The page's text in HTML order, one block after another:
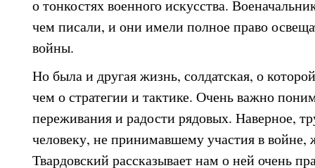
о тонкостях военного искусства.
чем писали, и они имели полное право
войны.
Но была и другая жизнь, солдатская, о
чем о стратегии и тактике. Очень важно
переживания и радости рядовых. Наверное,
человеку, не принимавшему участия в войне,
Твардовский рассказывает нам о ней очень